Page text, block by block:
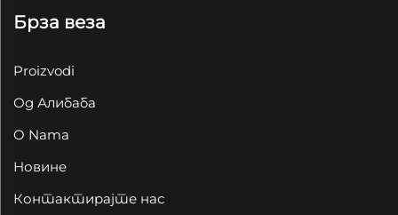
Брза веза
Proizvodi
Од Алибаба
O Nama
Новине
Контактирајте нас